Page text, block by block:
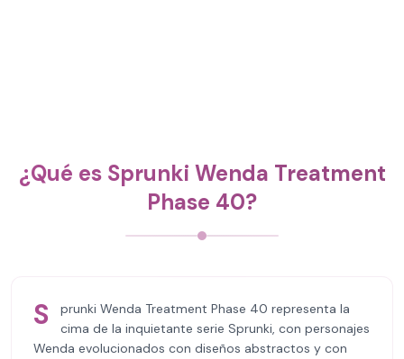
¿Qué es Sprunki Wenda Treatment
Phase 40?
S
prunki Wenda Treatment Phase 40 representa la
cima de la inquietante serie Sprunki, con personajes
Wenda evolucionados con diseños abstractos y con